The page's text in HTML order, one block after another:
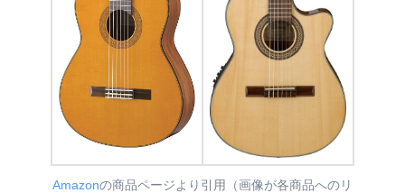
Amazonの商品ページより引用（画像が各商品へのリ